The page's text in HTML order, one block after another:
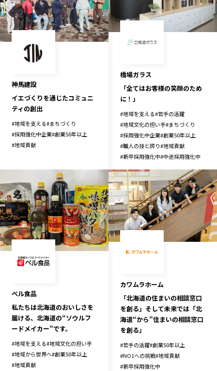
記事ライター アンバサダー
会社概要
神馬建設
イエづくりを通じたコミュニ
ティの創出
#地域を支える#まちづくり
#採用強化中企業#創業50年以上
#地域貢献
橋場ガラス
「全てはお客様の笑顔のため
に！」
#地域を支える#若手の活躍
#地域文化の担い手#まちづくり
#採用強化中企業#創業50年以上
#職人の技と誇り#地域貢献
#新卒採用強化中#中途採用強化中
ベル食品
私たちは北海道のおいしさを
届ける、北海道の“ソウルフ
ードメイカー”です。
#地域を支える#地域文化の担い手
#地域から世界へ#創業50年以上
#地域貢献
カワムラホーム
「北海道の住まいの相談窓口
を創る」そして未来では「北
海道“から”住まいの相談窓口
を創る」
#若手の活躍#創業50年以上
#NO1への挑戦#地域貢献
#新卒採用強化中